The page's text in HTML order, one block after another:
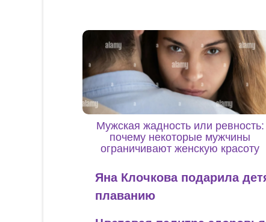
Мужская жадность или ревность:
почему некоторые мужчины
ограничивают женскую красоту
Яна Клочкова подарила
плаванию